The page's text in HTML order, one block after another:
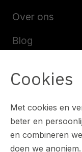
Over ons
Blog
Artikelen
Cookies
Met cookies en
beter en
en combineren
doen we